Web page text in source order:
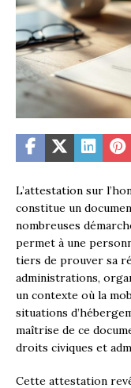
L’attestation sur
constitue un
nombreuses
permet à une
tiers de prouver sa
administrations,
un contexte où la
situations
maîtrise de ce
droits civiques et
Cette attestation